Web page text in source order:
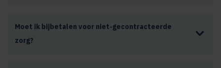
Moet ik bijbetalen voor niet-gecontracteerde
zorg?